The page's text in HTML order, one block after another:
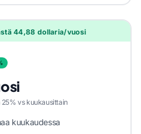
44,88 dollaria/vuosi
25% vs kuukausittain
kuukaudessa